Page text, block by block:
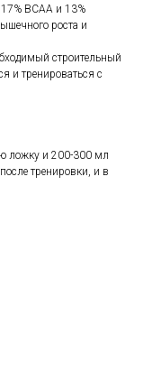
BCAA и 13%
роста и
строительный
и тренироваться с
ложку и 200-300 мл
тренировки, и в